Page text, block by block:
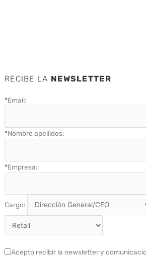
RECIBE LA NEWSLETTER
*Email:
*Nombre apellidos:
*Empresa:
Cargo:
Acepto recibir la newsletter y